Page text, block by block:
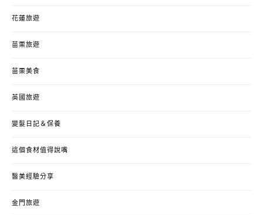
花蓮旅遊
苗栗旅遊
苗栗美食
英國旅遊
變髮日記＆保養
這個食材值得說嘴
醫美經驗分享
金門旅遊